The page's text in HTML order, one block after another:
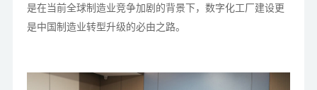
是在当前全球制造业竞争加剧的背景下，数字化工厂建设更
是中国制造业转型升级的必由之路。